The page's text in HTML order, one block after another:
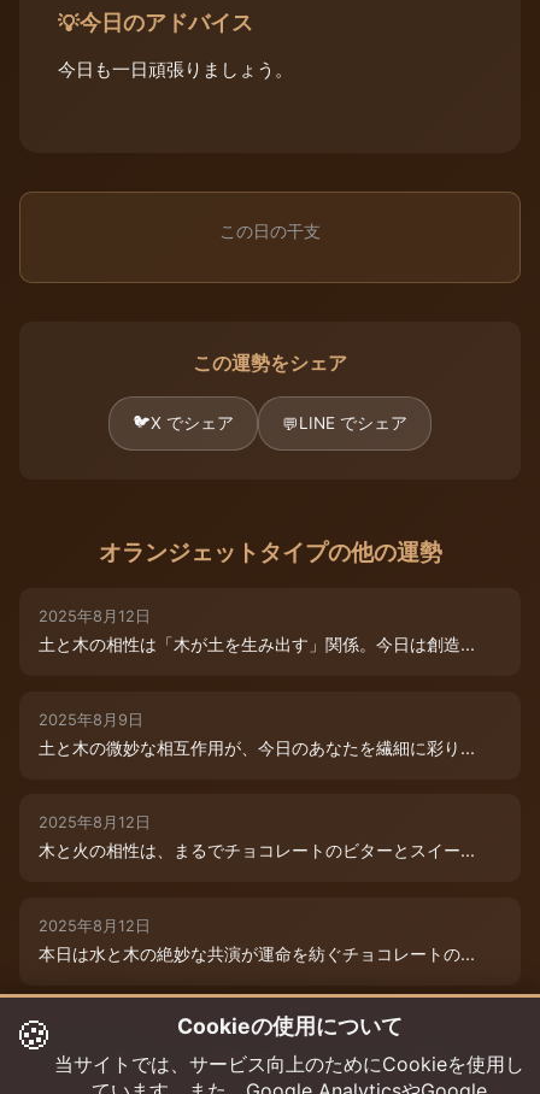
💡今日のアドバイス
今日も一日頑張りましょう。
この日の干支
この運勢をシェア
🐦X でシェア 💬LINE でシェア
オランジェットタイプの他の運勢
2025年8月12日
土と木の相性は「木が土を生み出す」関係。今日は創造...
2025年8月9日
土と木の微妙な相互作用が、今日のあなたを繊細に彩り...
2025年8月12日
木と火の相性は、まるでチョコレートのビターとスイー...
2025年8月12日
本日は水と木の絶妙な共演が運命を紡ぐチョコレートの...
2025年8月12日
本日は、燃えるような情熱と成長のエネルギーが交差す...
🍪 Cookieの使用について
当サイトでは、サービス向上のためにCookieを使用し